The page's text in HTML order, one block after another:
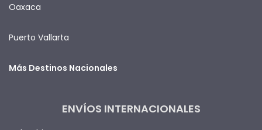
Oaxaca
Puerto Vallarta
Más Destinos Nacionales
ENVÍOS INTERNACIONALES